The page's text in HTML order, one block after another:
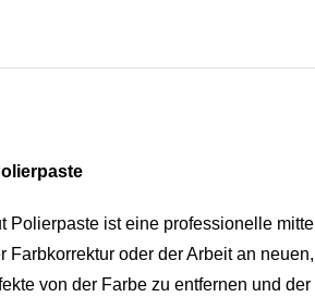
Polierpaste ist eine professionelle
Farbkorrektur oder der Arbeit an
von der Farbe zu entfernen und